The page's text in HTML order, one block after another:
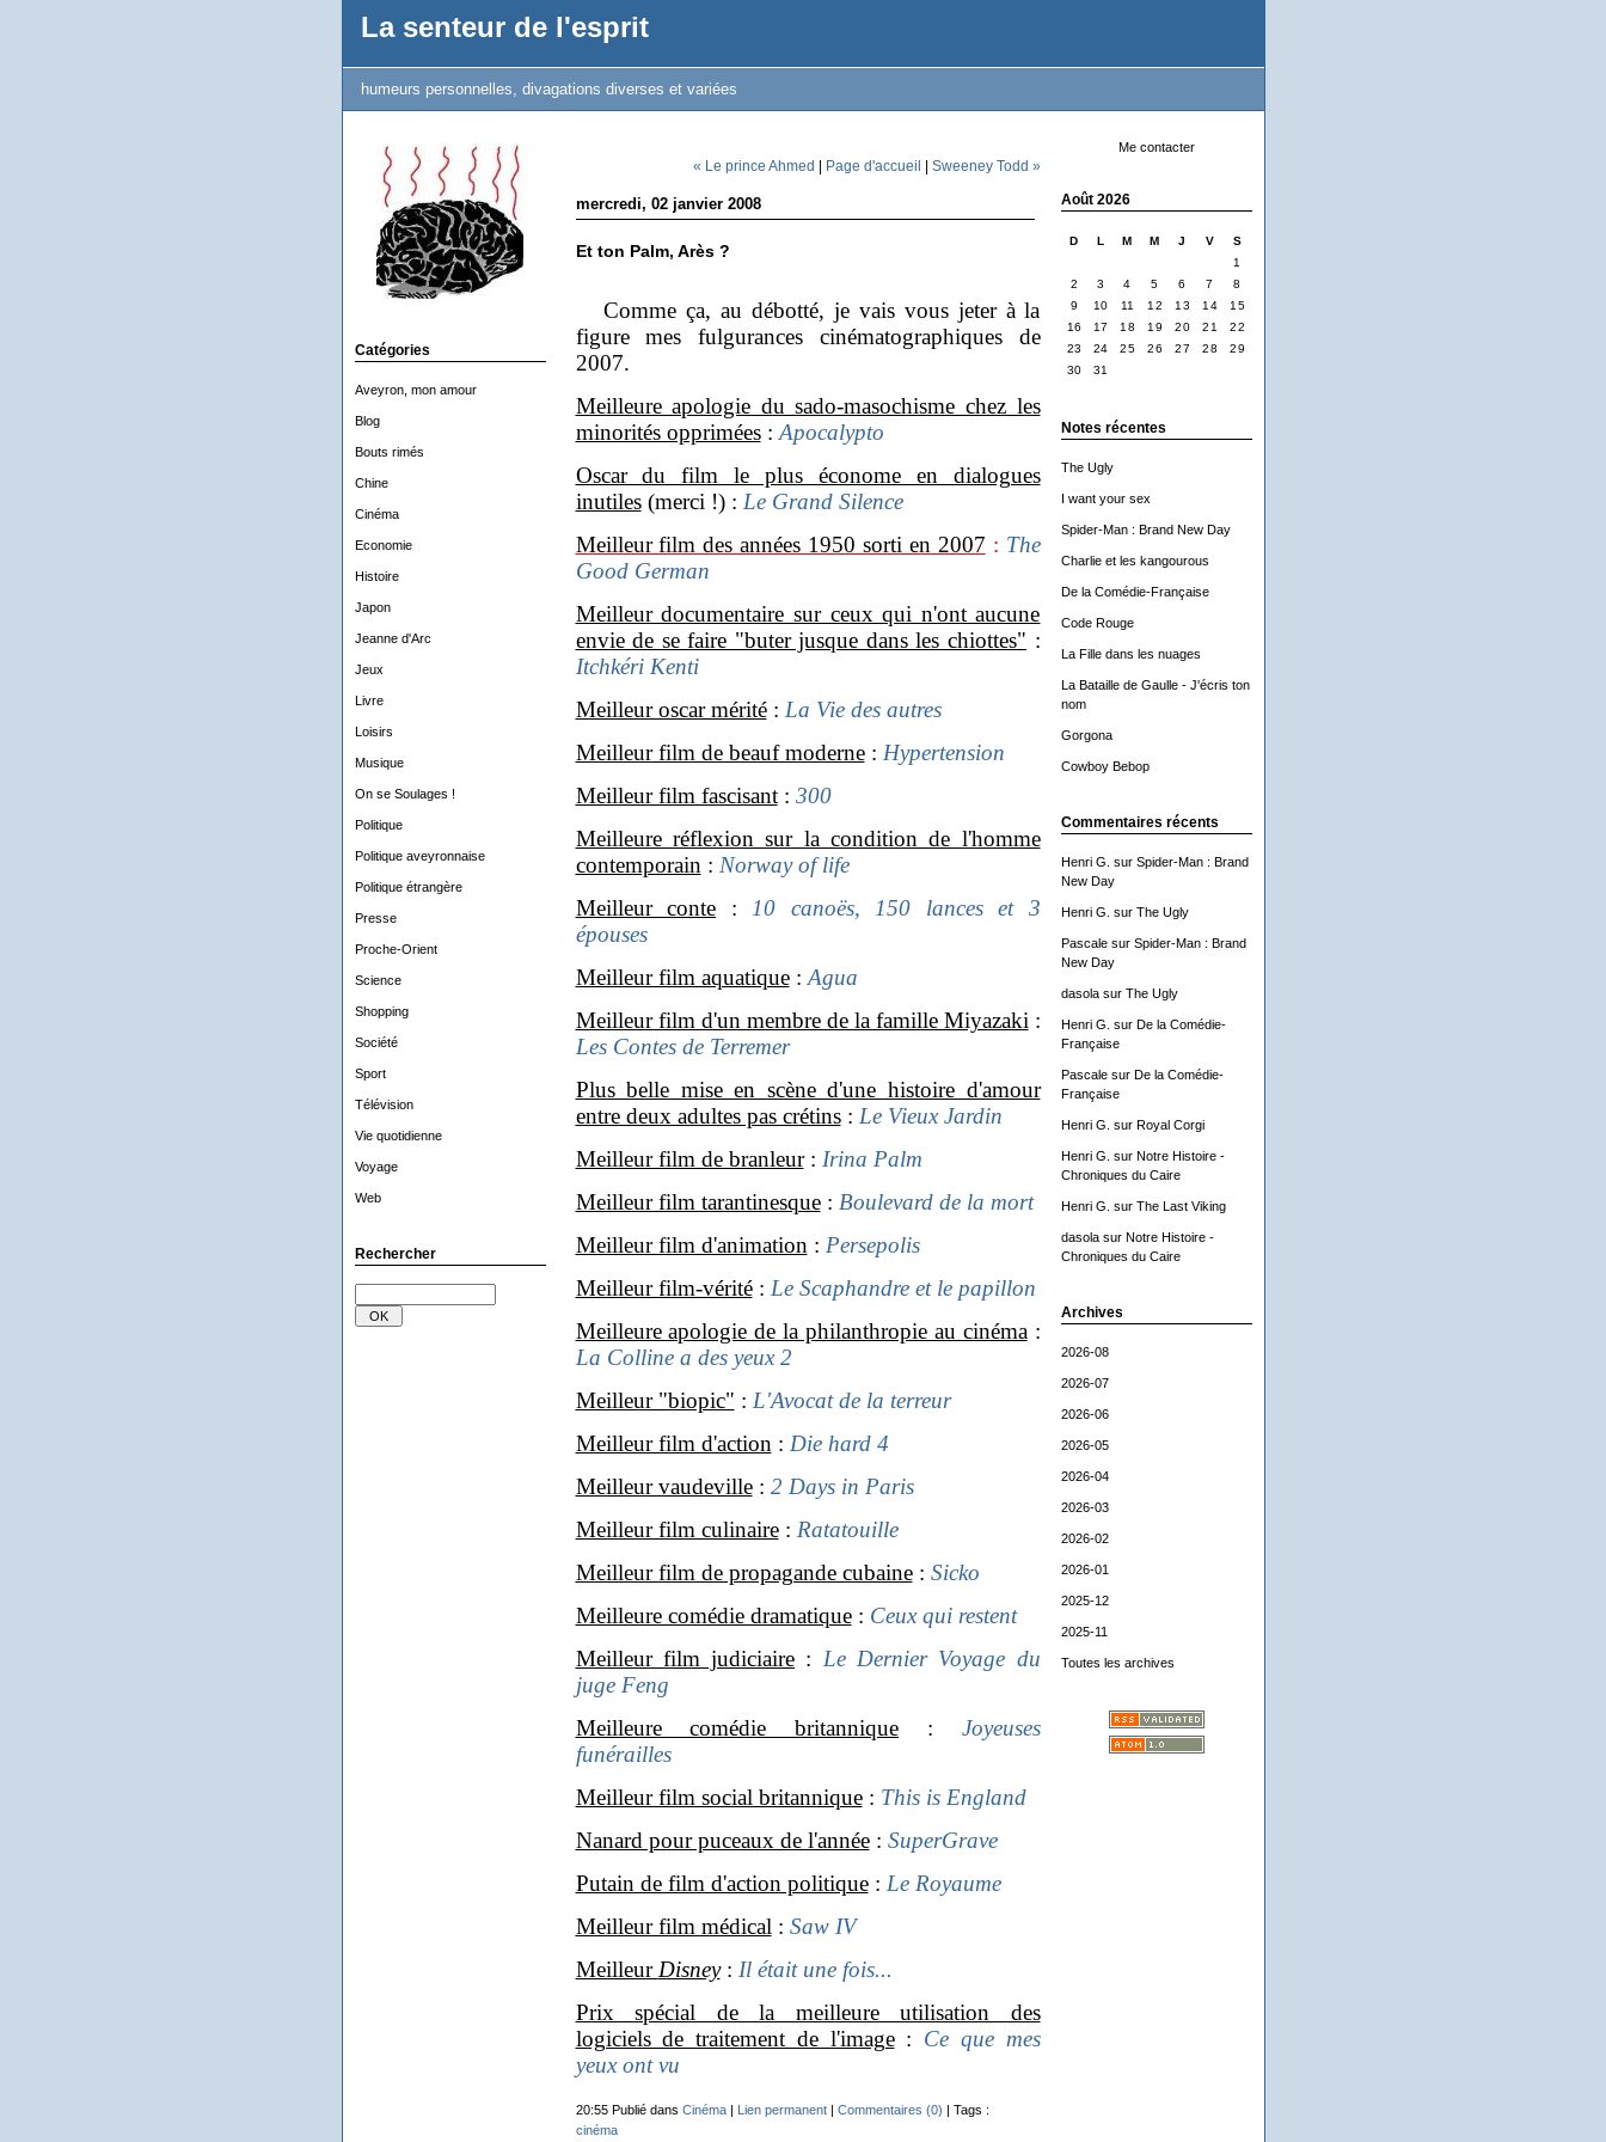
La senteur de l'esprit
humeurs personnelles, divagations diverses et variées
Catégories
Aveyron, mon amour
Blog
Bouts rimés
Chine
Cinéma
Economie
Histoire
Japon
Jeanne d'Arc
Jeux
Livre
Loisirs
Musique
On se Soulages !
Politique
Politique aveyronnaise
Politique étrangère
Presse
Proche-Orient
Science
Shopping
Société
Sport
Télévision
Vie quotidienne
Voyage
Web
Rechercher
Me contacter
Août 2026
D L M M J V
S
1
2
3 4 5 6 7
8
9
10 11 12 13 14
15
16
17 18 19 20 21
22
23
24 25 26 27 28
29
30
31
Notes récentes
The Ugly
I want your sex
Spider-Man : Brand New Day
Charlie et les kangourous
De la Comédie-Française
Code Rouge
La Fille dans les nuages
La Bataille de Gaulle - J'écris ton
nom
Gorgona
Cowboy Bebop
Commentaires récents
Henri G. sur Spider-Man : Brand
New Day
Henri G. sur The Ugly
Pascalesur Spider-Man : Brand
New Day
dasolasur The Ugly
Henri G. sur De la Comédie-
Française
Pascalesur De la Comédie-
Française
Henri G. sur Royal Corgi
Henri G. sur Notre Histoire -
Chroniques du Caire
Henri G. sur The Last Viking
dasolasur Notre Histoire -
Chroniques du Caire
Archives
2026-08
2026-07
2026-06
2026-05
2026-04
2026-03
2026-02
2026-01
2025-12
2025-11
Toutes les archives
« Le prince Ahmed | Page d'accueil | Sweeney Todd »
mercredi, 02 janvier 2008
Et ton Palm, Arès ?
Comme ça, au débotté, je vais vous jeter à la
figure mes fulgurances cinématographiques de
2007.
Meilleure apologie du sado-masochisme chez les
minorités opprimées: Apocalypto
Oscar du film le plus économe en dialogues
inutiles(merci !) : Le Grand Silence
Meilleur film des années 1950 sorti en 2007 : The
Good German
Meilleur documentaire sur ceux qui n'ont aucune
envie de se faire "buter jusque dans les chiottes" :
Itchkéri Kenti
Meilleur oscar mérité: La Vie des autres
Meilleur film de beauf moderne: Hypertension
Meilleur film fascisant: 300
Meilleure réflexion sur la condition de l'homme
contemporain : Norway of life
Meilleur conte :
10 canoës, 150 lances et 3
épouses
Meilleur film aquatique: Agua
Meilleur film d'un membre de la famille Miyazaki :
Les Contes de Terremer
Plus belle mise en scène d'une histoire d'amour
entre deux adultes pas crétins: Le Vieux Jardin
Meilleur film de branleur: Irina Palm
Meilleur film tarantinesque: Boulevard de la mort
Meilleur film d'animation : Persepolis
Meilleur film-vérité: Le Scaphandre et le papillon
Meilleure apologie de la philanthropie au cinéma:
La Colline a des yeux 2
Meilleur "biopic" : L'Avocat de la terreur
Meilleur film d'action : Die hard 4
Meilleur vaudeville: 2 Days in Paris
Meilleur film culinaire: Ratatouille
Meilleur film de propagande cubaine: Sicko
Meilleure comédie dramatique: Ceux qui restent
Meilleur film judiciaire : Le Dernier Voyage du
juge Feng
Meilleure comédie britannique :
Joyeuses
funérailles
Meilleur film social britannique: This is England
Nanard pour puceaux de l'année: SuperGrave
Putain de film d'action politique: Le Royaume
Meilleur film médical : Saw IV
Meilleur Disney: Il était une fois...
Prix spécial de la meilleure utilisation des
logiciels de traitement de l'image: Ce que mes
yeux ont vu
20:55 Publié dans Cinéma| Lien permanent| Commentaires (0) | Tags :
cinéma